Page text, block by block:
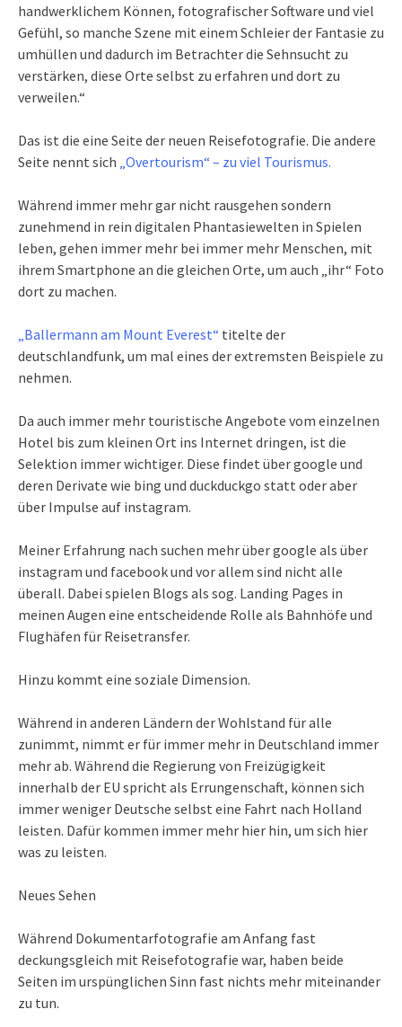
handwerklichem Können, fotografischer Software und viel
Gefühl, so manche Szene mit einem Schleier der Fantasie zu
umhüllen und dadurch im Betrachter die Sehnsucht zu
verstärken, diese Orte selbst zu erfahren und dort zu
verweilen.“
Das ist die eine Seite der neuen Reisefotografie. Die andere
Seite nennt sich „Overtourism“ – zu viel Tourismus.
Während immer mehr gar nicht rausgehen sondern
zunehmend in rein digitalen Phantasiewelten in Spielen
leben, gehen immer mehr bei immer mehr Menschen, mit
ihrem Smartphone an die gleichen Orte, um auch „ihr“ Foto
dort zu machen.
„Ballermann am Mount Everest“ titelte der
deutschlandfunk, um mal eines der extremsten Beispiele zu
nehmen.
Da auch immer mehr touristische Angebote vom einzelnen
Hotel bis zum kleinen Ort ins Internet dringen, ist die
Selektion immer wichtiger. Diese findet über google und
deren Derivate wie bing und duckduckgo statt oder aber
über Impulse auf instagram.
Meiner Erfahrung nach suchen mehr über google als über
instagram und facebook und vor allem sind nicht alle
überall. Dabei spielen Blogs als sog. Landing Pages in
meinen Augen eine entscheidende Rolle als Bahnhöfe und
Flughäfen für Reisetransfer.
Hinzu kommt eine soziale Dimension.
Während in anderen Ländern der Wohlstand für alle
zunimmt, nimmt er für immer mehr in Deutschland immer
mehr ab. Während die Regierung von Freizügigkeit
innerhalb der EU spricht als Errungenschaft, können sich
immer weniger Deutsche selbst eine Fahrt nach Holland
leisten. Dafür kommen immer mehr hier hin, um sich hier
was zu leisten.
Neues Sehen
Während Dokumentarfotografie am Anfang fast
deckungsgleich mit Reisefotografie war, haben beide
Seiten im urspünglichen Sinn fast nichts mehr miteinander
zu tun.